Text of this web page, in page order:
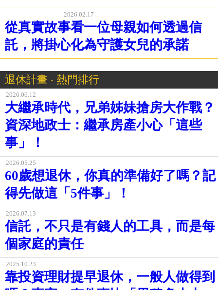
2026.02.17
從真實故事看一位母親如何透過信
託，將掛心化為守護女兒的承諾
退休計畫 ‧ 熱門排行
2026.06.12
大繼承時代，兄弟姊妹搶房大作戰？
資深地政士：繼承房產小心「這些
事」！
2026.05.25
60歲想退休，你真的準備好了嗎？記
得先做這「5件事」！
2026.07.13
信託，不只是有錢人的工具，而是每
個家庭的責任
2025.10.23
靠投資理財提早退休，一般人做得到